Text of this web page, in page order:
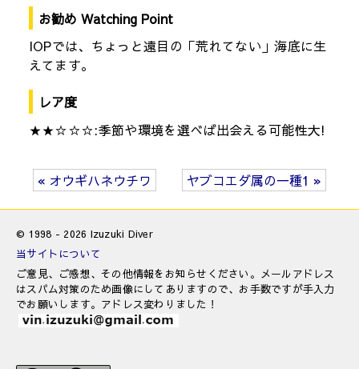
お勧め Watching Point
IOPでは、ちょっと遠目の「荒れてない」海底に生
えてます。
レア度
★★☆☆☆:季節や環境を選べば出会える可能性大!
« オウギハネウチワ ヤブコエダ属の一種1 »
© 1998 - 2026 Izuzuki Diver
当サイトについて
ご意見、ご感想、その他情報をお知らせください。メールアドレス
はスパム対策のため画像にしてありますので、お手数ですが手入力
でお願いします。アドレス変わりました！